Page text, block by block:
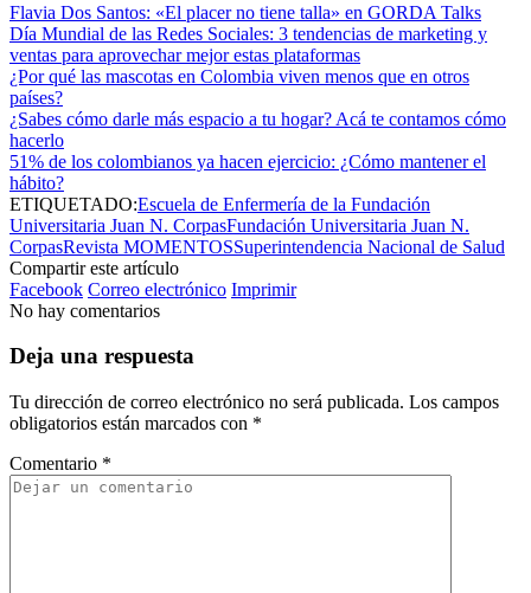
Flavia Dos Santos: «El placer no tiene talla» en GORDA Talks
Día Mundial de las Redes Sociales: 3 tendencias de marketing y
ventas para aprovechar mejor estas plataformas
¿Por qué las mascotas en Colombia viven menos que en otros
países?
¿Sabes cómo darle más espacio a tu hogar? Acá te contamos cómo
hacerlo
51% de los colombianos ya hacen ejercicio: ¿Cómo mantener el
hábito?
ETIQUETADO:Escuela de Enfermería de la Fundación
Universitaria Juan N. CorpasFundación Universitaria Juan N.
CorpasRevista MOMENTOSSuperintendencia Nacional de Salud
Compartir este artículo
Facebook Correo electrónico Imprimir
No hay comentarios
Deja una respuesta
Tu dirección de correo electrónico no será publicada. Los campos
obligatorios están marcados con *
Comentario *